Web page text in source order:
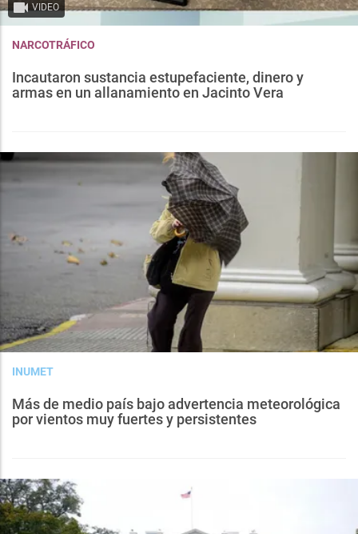
VIDEO
NARCOTRÁFICO
Incautaron sustancia estupefaciente, dinero y
armas en un allanamiento en Jacinto Vera
INUMET
Más de medio país bajo advertencia meteorológica
por vientos muy fuertes y persistentes